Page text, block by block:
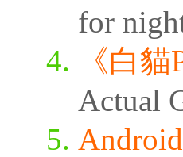
for
《白貓
Actual